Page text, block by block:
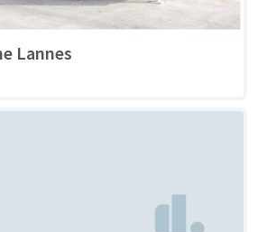
Lannes